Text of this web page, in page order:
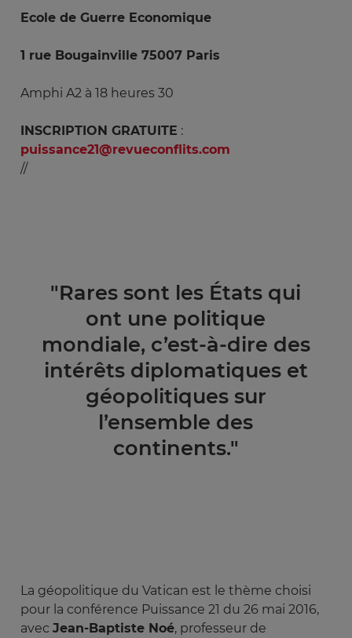
Ecole de Guerre Economique
1 rue Bougainville 75007 Paris
Amphi A2 à 18 heures 30
INSCRIPTION GRATUITE :
puissance21@revueconflits.com
//
"Rares sont les États qui
ont une politique
mondiale, c’est-à-dire des
intérêts diplomatiques et
géopolitiques sur
l’ensemble des
continents."
La géopolitique du Vatican est le thème choisi
pour la conférence Puissance 21 du 26 mai 2016,
avec Jean-Baptiste Noé, professeur de